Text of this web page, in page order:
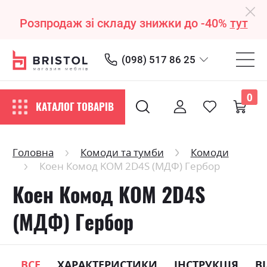
Розпродаж зі складу знижки до -40% тут
(098) 517 86 25
КАТАЛОГ ТОВАРІВ
0
Головна Комоди та тумби
Комоди
Коен Комод KOM 2D4S (МДФ) Гербор
Коен Комод KOM 2D4S
(МДФ) Гербор